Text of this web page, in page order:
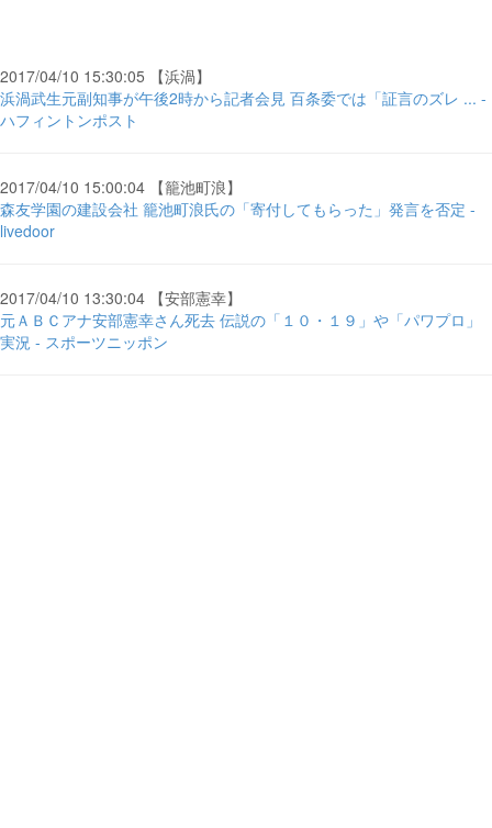
2017/04/10 15:30:05 【浜渦】
浜渦武生元副知事が午後2時から記者会見 百条委では「証言のズレ ... -
ハフィントンポスト
2017/04/10 15:00:04 【籠池町浪】
森友学園の建設会社 籠池町浪氏の「寄付してもらった」発言を否定 -
livedoor
2017/04/10 13:30:04 【安部憲幸】
元ＡＢＣアナ安部憲幸さん死去 伝説の「１０・１９」や「パワプロ」
実況 - スポーツニッポン